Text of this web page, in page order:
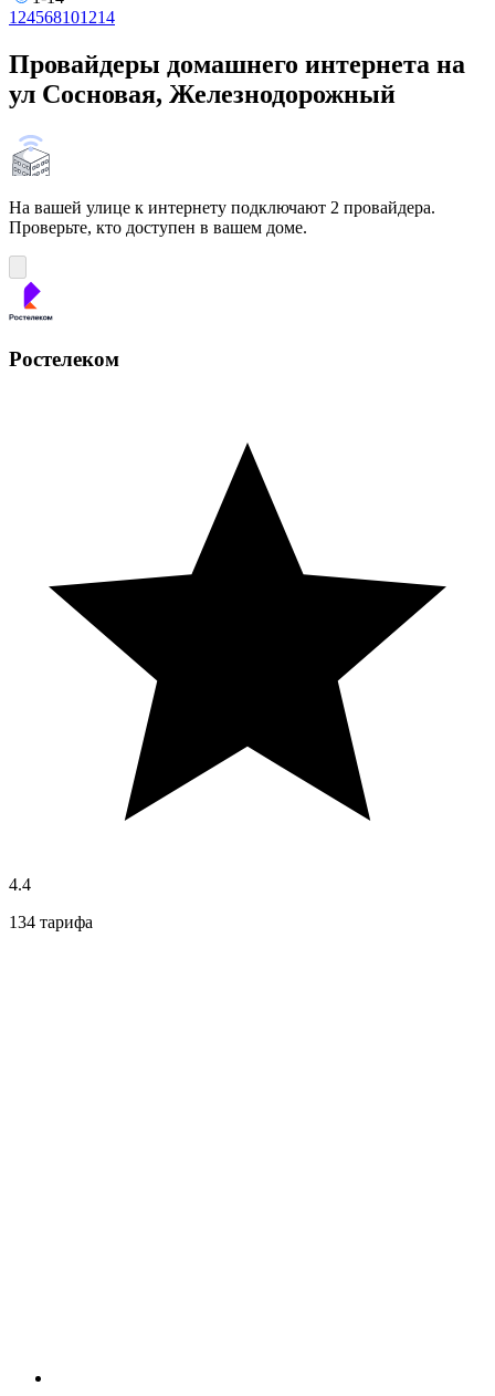
1 24568101214
Провайдеры домашнего интернета на
ул Сосновая, Железнодорожный
На вашей улице к интернету подключают 2 провайдера.
Проверьте, кто доступен в вашем доме.
Ростелеком
4.4
134 тарифа